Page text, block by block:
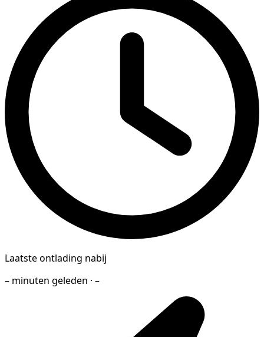
Laatste ontlading nabij
– minuten geleden · –